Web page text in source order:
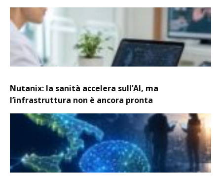
Nutanix: la sanità accelera sull’AI, ma
l’infrastruttura non è ancora pronta